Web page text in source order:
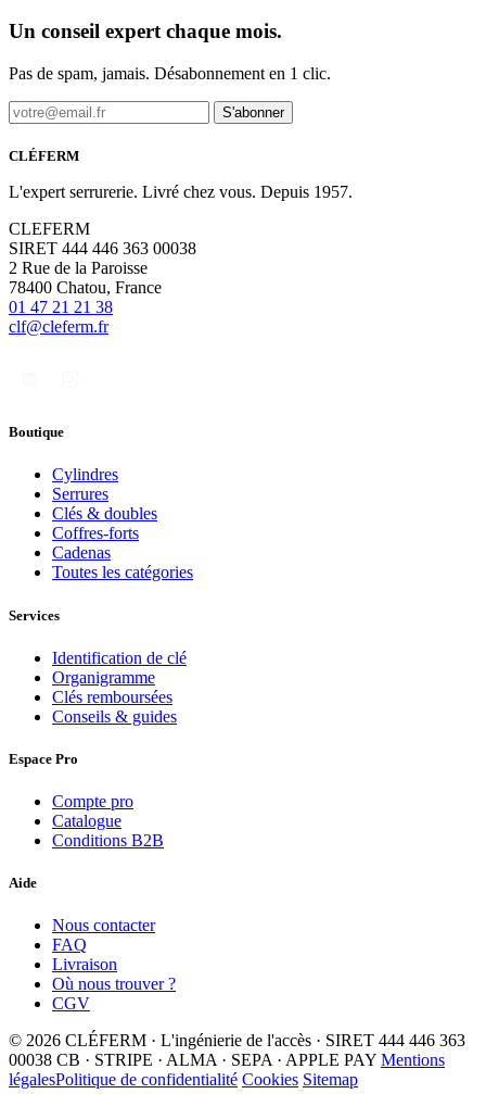
Un conseil expert chaque mois.
Pas de spam, jamais. Désabonnement en 1 clic.
S'abonner
CLÉFERM
L'expert serrurerie. Livré chez vous. Depuis 1957.
CLEFERM
SIRET 444 446 363 00038
2 Rue de la Paroisse
78400 Chatou, France
01 47 21 21 38
clf@cleferm.fr
Boutique
Cylindres
Serrures
Clés & doubles
Coffres-forts
Cadenas
Toutes les catégories
Services
Identification de clé
Organigramme
Clés remboursées
Conseils & guides
Espace Pro
Compte pro
Catalogue
Conditions B2B
Aide
Nous contacter
FAQ
Livraison
Où nous trouver ?
CGV
© 2026 CLÉFERM · L'ingénierie de l'accès · SIRET 444 446 363
00038 CB · STRIPE · ALMA · SEPA · APPLE PAY Mentions
légalesPolitique de confidentialité Cookies Sitemap